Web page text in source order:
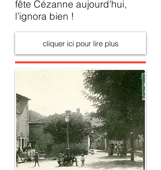
fête Cézanne aujourd’hui,
l’ignora bien !
cliquer ici pour lire plus